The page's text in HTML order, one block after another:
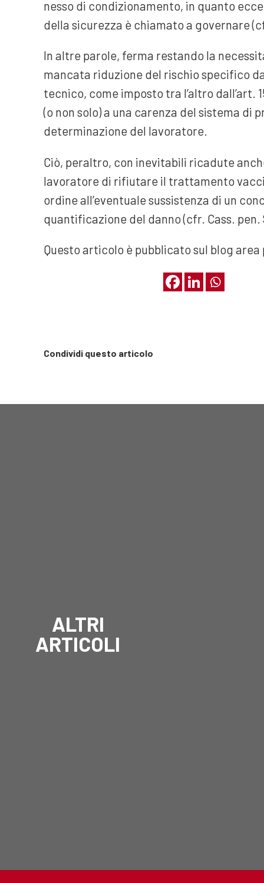
nesso di condizionamento, in quanto
della sicurezza è chiamato a governare
In altre parole, ferma restando la
mancata riduzione del rischio specifico
tecnico, come imposto tra l’altro dall’art.
(o non solo) a una carenza del sistema di
determinazione del lavoratore.
Ciò, peraltro, con inevitabili ricadute
lavoratore di rifiutare il trattamento
ordine all’eventuale sussistenza di un
quantificazione del danno (cfr. Cass. pen.
Questo articolo è pubblicato sul blog
Condividi questo articolo
ALTRI
ARTICOLI